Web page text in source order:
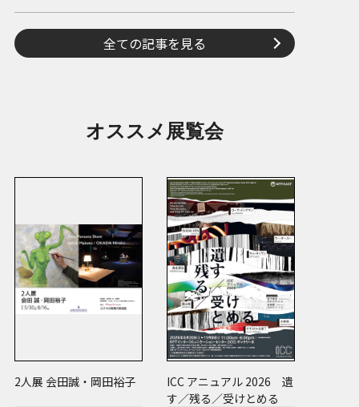
全ての記事を見る
オススメ展覧会
2人展 会田誠・岡田裕子
ICC アニュアル 2026 遺
す／残る／受けとめる